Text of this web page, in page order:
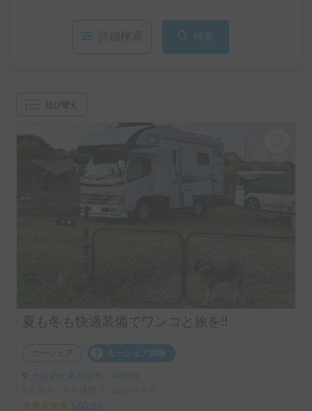
検索
夏も冬も快適装備でワンコと旅を!!
カーシェア カーシェア保険
大阪府大東市深野, ' JR野崎
5.00
59